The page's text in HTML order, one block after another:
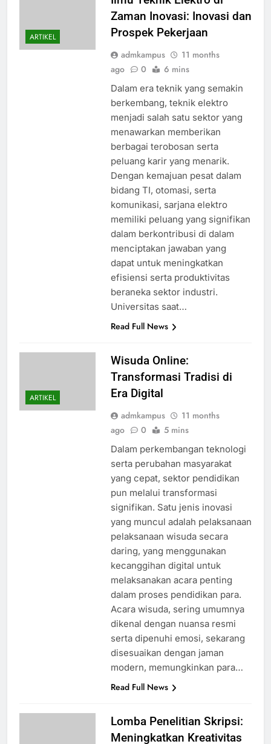
ARTIKEL
Zaman Inovasi: Inovasi dan
Prospek Pekerjaan
admkampus
11 months
ago
0 6 mins
Dalam era teknik yang semakin
berkembang, teknik elektro
menjadi salah satu sektor yang
menawarkan memberikan
berbagai terobosan serta
peluang karir yang menarik.
Dengan kemajuan pesat dalam
bidang TI, otomasi, serta
komunikasi, sarjana elektro
memiliki peluang yang signifikan
dalam berkontribusi di dalam
menciptakan jawaban yang
dapat untuk meningkatkan
efisiensi serta produktivitas
beraneka sektor industri.
Universitas saat…
Read Full News
ARTIKEL
Wisuda Online:
Transformasi Tradisi di
Era Digital
admkampus
11 months
ago
0 5 mins
Dalam perkembangan teknologi
serta perubahan masyarakat
yang cepat, sektor pendidikan
pun melalui transformasi
signifikan. Satu jenis inovasi
yang muncul adalah pelaksanaan
pelaksanaan wisuda secara
daring, yang menggunakan
kecanggihan digital untuk
melaksanakan acara penting
dalam proses pendidikan para.
Acara wisuda, sering umumnya
dikenal dengan nuansa resmi
serta dipenuhi emosi, sekarang
disesuaikan dengan jaman
modern, memungkinkan para…
Read Full News
Lomba Penelitian Skripsi:
Meningkatkan Kreativitas